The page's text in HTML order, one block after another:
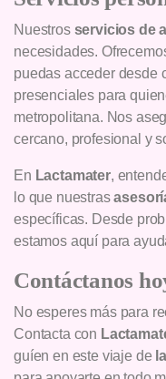
Nuestros servicios de
necesidades.
puedas acceder desde
presenciales para
metropolitana. Nos
cercano, profesional y
En Lactamater,
lo que nuestras
específicas. Desde
estamos aquí para
Contáctanos
No esperes más para
Contacta con
guíen en este viaje de